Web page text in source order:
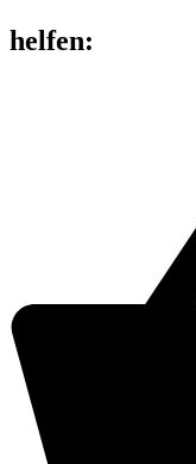
helfen: